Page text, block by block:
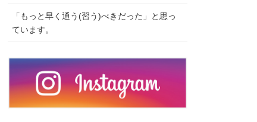
「もっと早く通う(習う)べきだった」と思っ
ています。